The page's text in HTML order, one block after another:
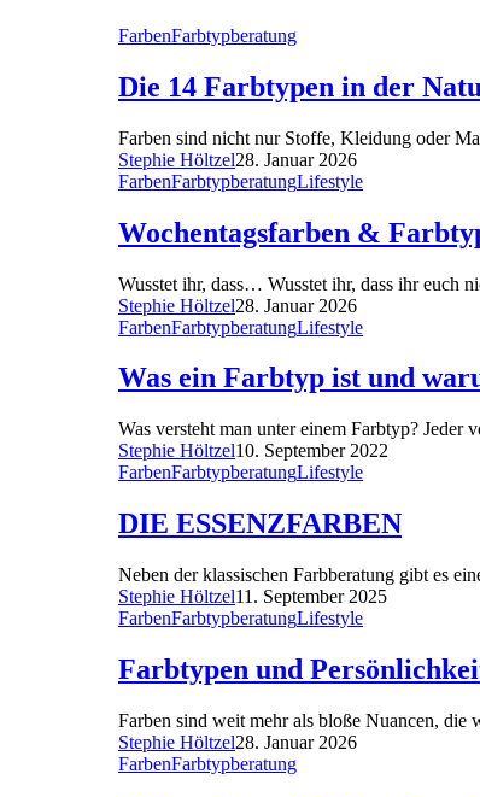
FarbenFarbtypberatung
Die 14 Farbtypen in der
Farben sind nicht nur Stoffe, Kleidung oder
Stephie Höltzel28. Januar 2026
FarbenFarbtypberatungLifestyle
Wochentagsfarben &
Wusstet ihr, dass… Wusstet ihr, dass ihr euch
Stephie Höltzel28. Januar 2026
FarbenFarbtypberatungLifestyle
​Was ein Farbtyp ist und
Was versteht man unter einem Farbtyp?
Stephie Höltzel10. September 2022
FarbenFarbtypberatungLifestyle
DIE ESSENZFARBEN
Neben der klassischen Farbberatung gibt es
Stephie Höltzel11. September 2025
FarbenFarbtypberatungLifestyle
Farbtypen und
Farben sind weit mehr als bloße Nuancen,
Stephie Höltzel28. Januar 2026
FarbenFarbtypberatung